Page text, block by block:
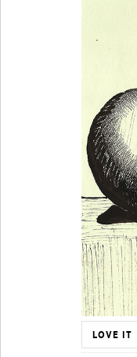
LOVE IT